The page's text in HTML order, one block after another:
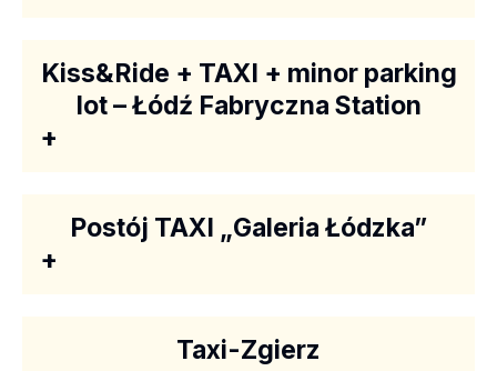
Kiss&Ride + TAXI + minor parking
lot – Łódź Fabryczna Station
+
Postój TAXI „Galeria Łódzka”
+
Taxi-Zgierz